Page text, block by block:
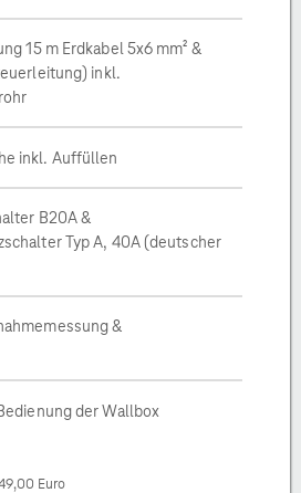
15 m Erdkabel 5x6 mm² &
inkl.
inkl. Auffüllen
B20A &
Typ A, 40A (deutscher
&
der Wallbox
Euro